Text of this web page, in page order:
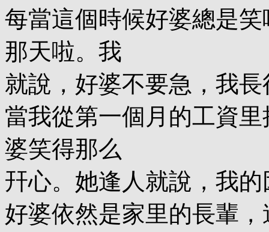
每當這個時候好婆總是
那天啦。我
就說，好婆不要急，我
當我從第一個月的工資
婆笑得那么
幵心。她逢人就說，我
好婆依然是家里的長輩